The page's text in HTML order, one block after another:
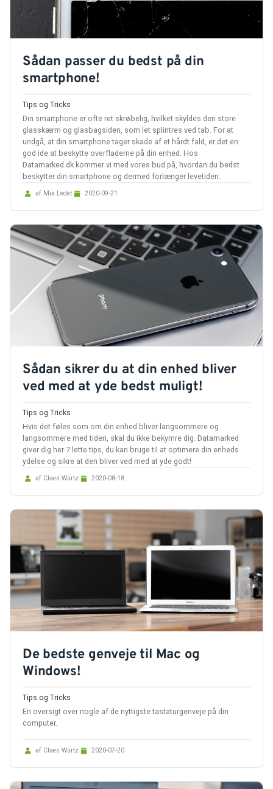
Sådan passer du bedst på din
smartphone!
Tips og Tricks
Din smartphone er ofte ret skrøbelig, hvilket skyldes den store
glasskærm og glasbagsiden, som let splintres ved tab. For at
undgå, at din smartphone tager skade af et hårdt fald, er det en
god ide at beskytte overfladerne på din enhed. Hos
Datamarked.dk kommer vi med vores bud på, hvordan du bedst
beskytter din smartphone og dermed forlænger levetiden.
af Mia Ledet 2020-09-21
Sådan sikrer du at din enhed bliver
ved med at yde bedst muligt!
Tips og Tricks
Hvis det føles som om din enhed bliver langsommere og
langsommere med tiden, skal du ikke bekymre dig. Datamarked
giver dig her 7 lette tips, du kan bruge til at optimere din enheds
ydelse og sikre at den bliver ved med at yde godt!
af Claes Würtz 2020-08-18
De bedste genveje til Mac og
Windows!
Tips og Tricks
En oversigt over nogle af de nyttigste tastaturgenveje på din
computer.
af Claes Würtz 2020-07-20